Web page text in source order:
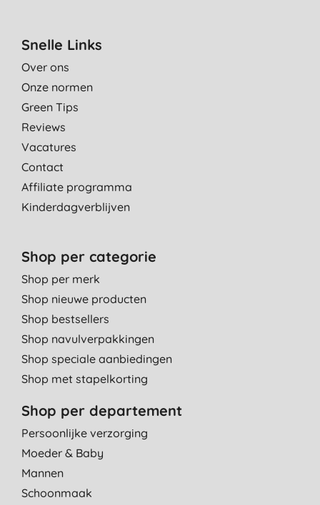
Snelle Links
Over ons
Onze normen
Green Tips
Reviews
Vacatures
Contact
Affiliate programma
Kinderdagverblijven
Shop per categorie
Shop per merk
Shop nieuwe producten
Shop bestsellers
Shop navulverpakkingen
Shop speciale aanbiedingen
Shop met stapelkorting
Shop per departement
Persoonlijke verzorging
Moeder & Baby
Mannen
Schoonmaak